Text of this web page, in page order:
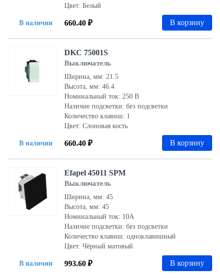
В наличии
Цвет: Белый
660.40 ₽ В корзину
В наличии
DKC 75001S
Выключатель
Ширина, мм: 21.5
Высота, мм: 46.4
Номинальный ток: 250 В
Наличие подсветки: без подсветки
Количество клавиш: 1
Цвет: Слоновая кость
660.40 ₽ В корзину
В наличии
Efapel 45011 SPM
Выключатель
Ширина, мм: 45
Высота, мм: 45
Номинальный ток: 10А
Наличие подсветки: без подсветки
Количество клавиш: одноклавишный
Цвет: Чёрный матовый
993.60 ₽ В корзину